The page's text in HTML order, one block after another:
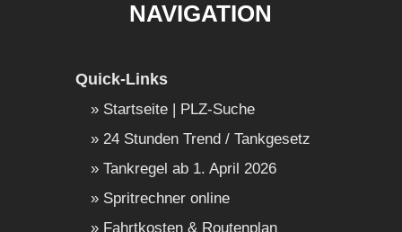
NAVIGATION
Quick-Links
Startseite | PLZ-Suche
24 Stunden Trend / Tankgesetz
Tankregel ab 1. April 2026
Spritrechner online
Fahrtkosten & Routenplan